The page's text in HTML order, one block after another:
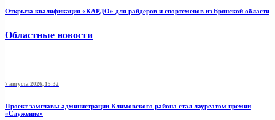
Открыта квалификация «КАРДО» для райдеров и спортсменов из Брянской области
Областные новости
7 августа 2026, 15:32
Проект замглавы администрации Климовского района стал лауреатом премии
«Служение»